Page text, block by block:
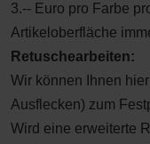
3.-- Euro pro Farbe
Artikeloberfläche
Retuschearbeiten:
Wir können Ihnen
Ausflecken) zum
Wird eine erweiterte